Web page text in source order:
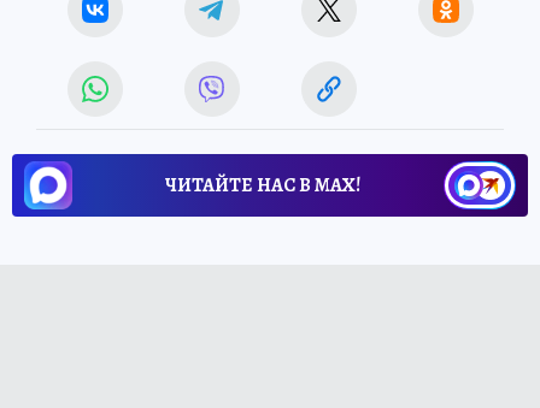
ЧИТАЙТЕ НАС В МАХ!